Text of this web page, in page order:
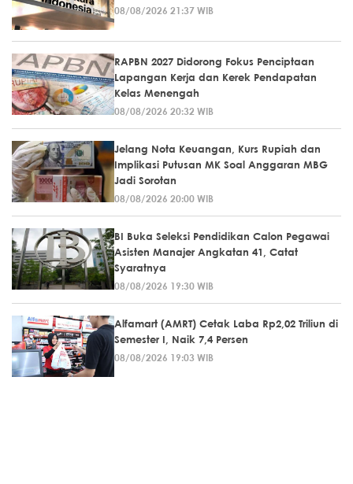
08/08/2026 21:37 WIB
RAPBN 2027 Didorong Fokus Penciptaan
Lapangan Kerja dan Kerek Pendapatan
Kelas Menengah
08/08/2026 20:32 WIB
Jelang Nota Keuangan, Kurs Rupiah dan
Implikasi Putusan MK Soal Anggaran MBG
Jadi Sorotan
08/08/2026 20:00 WIB
BI Buka Seleksi Pendidikan Calon Pegawai
Asisten Manajer Angkatan 41, Catat
Syaratnya
08/08/2026 19:30 WIB
Alfamart (AMRT) Cetak Laba Rp2,02 Triliun di
Semester I, Naik 7,4 Persen
08/08/2026 19:03 WIB